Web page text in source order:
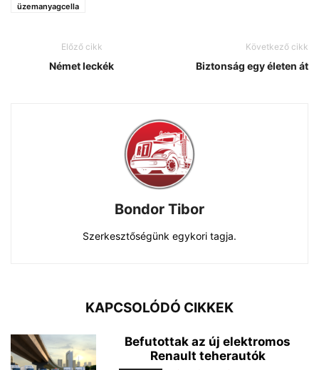
üzemanyagcella
Előző cikk
Német leckék
Következő cikk
Biztonság egy életen át
Bondor Tibor
Szerkesztőségünk egykori tagja.
KAPCSOLÓDÓ CIKKEK
Befutottak az új elektromos
Renault teherautók